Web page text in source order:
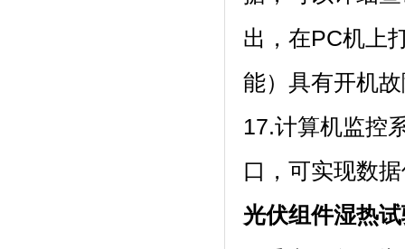
出，在PC
能）具有开机故
17.计算机监控
口，可实现数
光伏组件湿热